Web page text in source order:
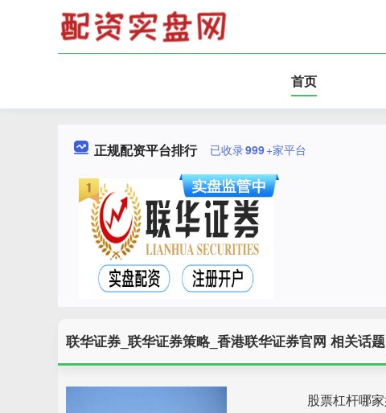
首页
正规配资平台排行 已收录999+家平台
联华证券_联华证券策略_香港联华证券官网 相关话题